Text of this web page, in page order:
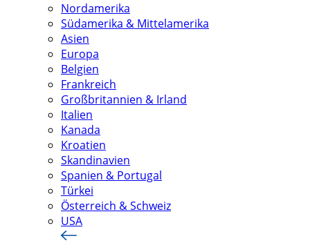
Nordamerika
Südamerika & Mittelamerika
Asien
Europa
Belgien
Frankreich
Großbritannien & Irland
Italien
Kanada
Kroatien
Skandinavien
Spanien & Portugal
Türkei
Österreich & Schweiz
USA